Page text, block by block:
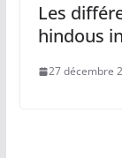
Les
hindous
27 décembre